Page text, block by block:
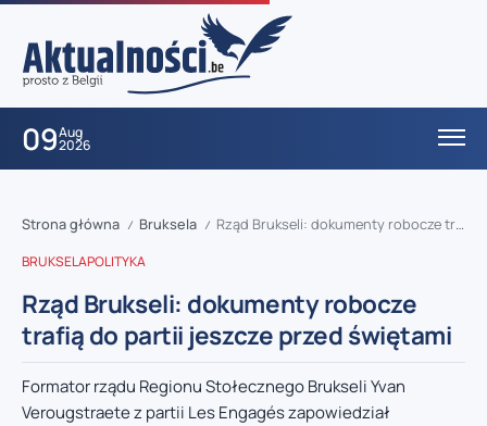
09Aug
2026
Strona główna / Bruksela / Rząd Brukseli: dokumenty robocze trafią do partii jeszcze przed świętami
BRUKSELAPOLITYKA
Rząd Brukseli: dokumenty robocze
trafią do partii jeszcze przed świętami
Formator rządu Regionu Stołecznego Brukseli Yvan
Verougstraete z partii Les Engagés zapowiedział